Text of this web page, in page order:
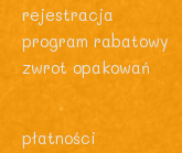
rejestracja
program rabatowy
zwrot opakowań
płatności